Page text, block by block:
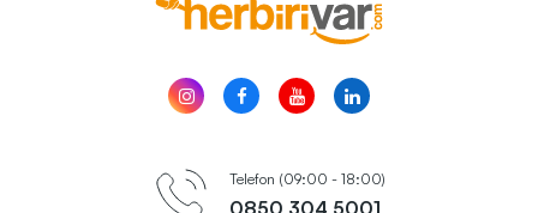
Telefon (09:00 - 18:00)
0850 304 5001